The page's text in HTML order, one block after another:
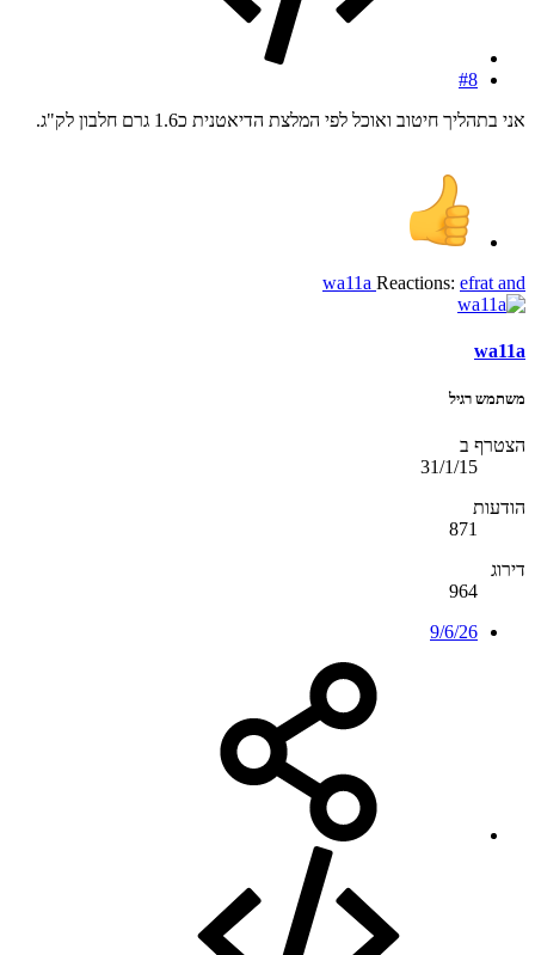
#8
אני בתהליך חיטוב ואוכל לפי המלצת הדיאטנית כ1.6 גרם חלבון לק"ג.
Reactions: efrat and
wa11a
wa11a
משתמש רגיל
הצטרף ב
31/1/15
הודעות
871
דירוג
964
9/6/26